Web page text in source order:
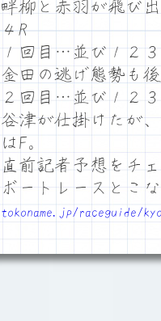
畔柳と赤羽が飛び
４R
１回目…並び１２
金田の逃げ態勢も後
２回目…並び１２
谷津が仕掛けたが
はF。
直前記者予想をチ
ボートレースとこ
tokoname.jp/raceguide/